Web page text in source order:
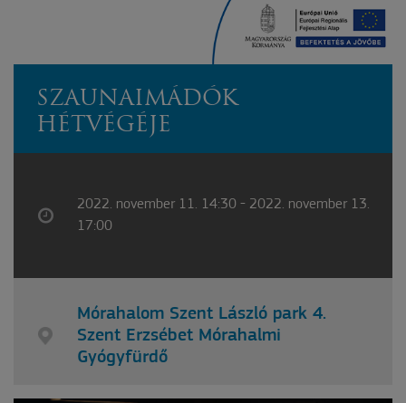
SZAUNAIMÁDÓK
HÉTVÉGÉJE
2022. november 11. 14:30 - 2022. november 13.
17:00
Mórahalom Szent László park 4.
Szent Erzsébet Mórahalmi
Gyógyfürdő